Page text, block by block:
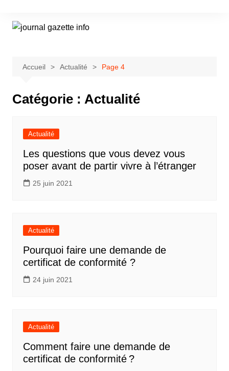
contenu
Accueil Actualité Page 4
Catégorie : Actualité
Actualité
Les questions que vous devez vous
poser avant de partir vivre à l’étranger
25 juin 2021
Actualité
Pourquoi faire une demande de
certificat de conformité ?
24 juin 2021
Actualité
Comment faire une demande de
certificat de conformité ?